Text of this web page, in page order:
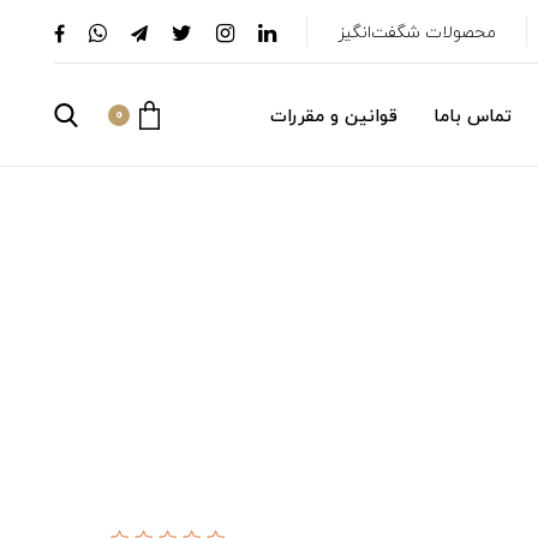
محصولات شگفت‌انگیز
تماس باما قوانین و مقررات 0